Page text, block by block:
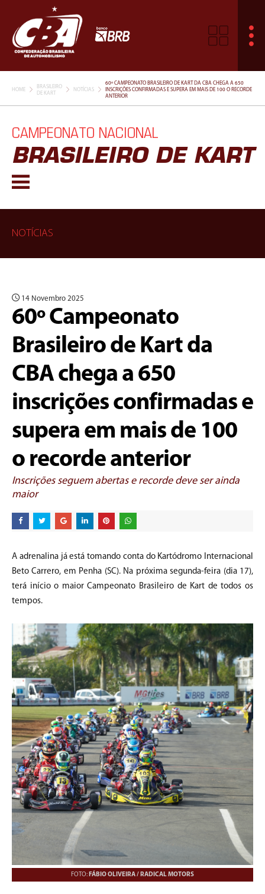
HOME
BRASILEIRO
DE KART
NOTÍCIAS
60º CAMPEONATO BRASILEIRO DE KART DA CBA CHEGA A 650
INSCRIÇÕES CONFIRMADAS E SUPERA EM MAIS DE 100 O RECORDE
ANTERIOR
CAMPEONATO NACIONAL
BRASILEIRO DE KART
NOTÍCIAS
14 Novembro 2025
60º Campeonato
Brasileiro de Kart da
CBA chega a 650
inscrições confirmadas e
supera em mais de 100
o recorde anterior
Inscrições seguem abertas e recorde deve ser ainda
maior
A adrenalina já está tomando conta do Kartódromo Internacional
Beto Carrero, em Penha (SC). Na próxima segunda-feira (dia 17),
terá início o maior Campeonato Brasileiro de Kart de todos os
tempos.
FOTO: FÁBIO OLIVEIRA / RADICAL MOTORS